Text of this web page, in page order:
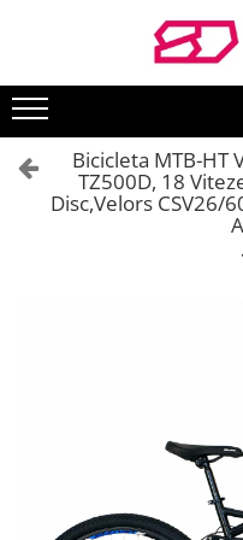
Biciclete de oras
Biciclete copii
Longboard electric
Skateboard electric
Bicicleta MTB-HT
TZ500D, 18
Disc,Velors CSV26/